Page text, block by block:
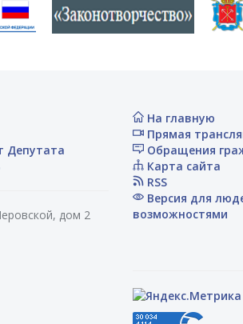
Депутата
дом 2
На главную
Прямая
Обращения
Карта сайта
RSS
Версия для
возможностями